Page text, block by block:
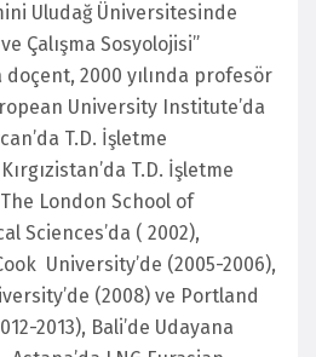
Uludağ Üniversitesinde
Çalışma Sosyolojisi”
doçent, 2000 yılında profesör
University Institute’da
T.D. İşletme
T.D. İşletme
London School of
Sciences’da ( 2002),
University’de (2005-2006),
(2008) ve Portland
2013), Bali’de Udayana